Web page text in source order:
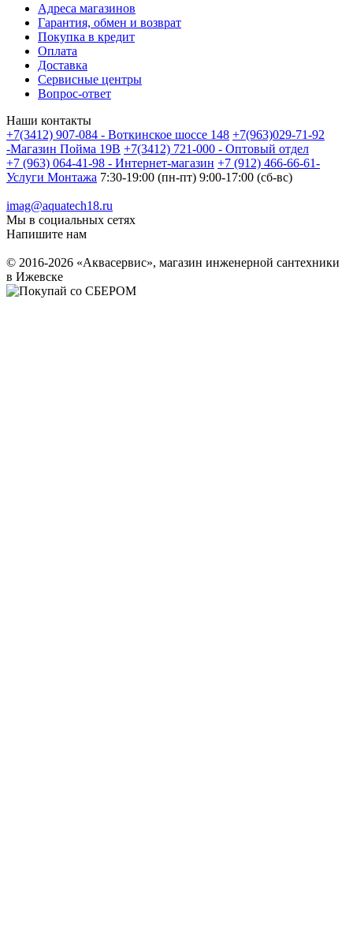
Адреса магазинов
Гарантия, обмен и возврат
Покупка в кредит
Оплата
Доставка
Сервисные центры
Вопрос-ответ
Наши контакты
+7(3412) 907-084 - Воткинское шоссе 148 +7(963)029-71-92
-Магазин Пойма 19В +7(3412) 721-000 - Оптовый отдел
+7 (963) 064-41-98 - Интернет-магазин +7 (912) 466-66-61-
Услуги Монтажа 7:30-19:00 (пн-пт) 9:00-17:00 (сб-вс)
imag@aquatech18.ru
Мы в социальных сетях
Напишите нам
© 2016-2026 «Аквасервис», магазин инженерной сантехники
в Ижевске